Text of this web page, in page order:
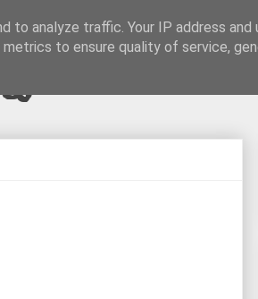
to analyze traffic. Your IP address and
to ensure quality of service,